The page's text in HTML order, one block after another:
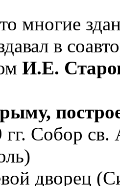
многие
в
И.Е.
Собор св.
дворец